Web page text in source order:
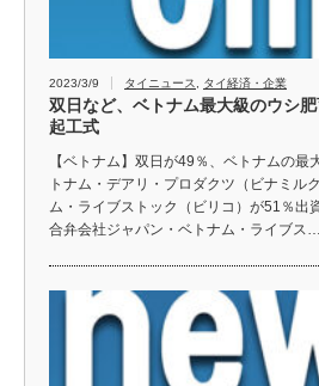
2023/3/9 タイニュース タイ経済・企業
双日など、ベトナム最大級のウシ
起工式
【ベトナム】双日が49％、ベトナムの最
トナム・デアリ・プロダクツ（ビナミル
ム・ライブストック（ビリコ）が51％出
合弁会社ジャパン・ベトナム・ライブス…